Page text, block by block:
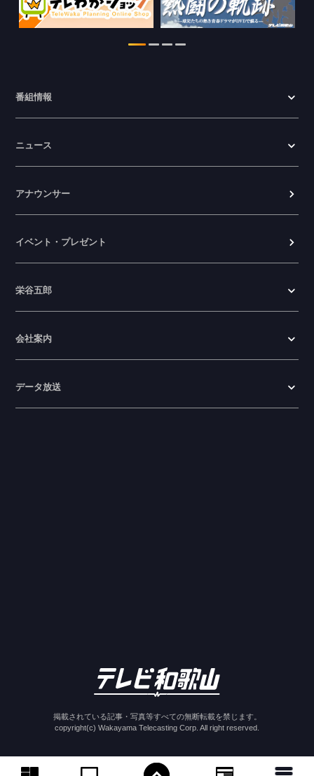
特別番組【8月】の情報を更新しました。
2026.07.28
わかやま医療ナビの情報を更新しまし
WTV NEWS6【ここ押し！】の情報を更
番組情報
ニュース
アナウンサー
イベント・プレゼント
栄谷五郎
会社案内
データ放送
掲載されている記事・写真等すべての無断転載を禁じます。
copyright(c) Wakayama Telecasting Corp. All right reserved.